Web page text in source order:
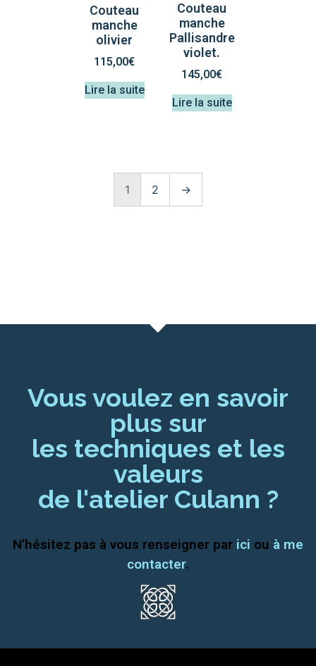
Couteau
manche
olivier
115,00€
Lire la suite
Couteau
manche
Pallisandre
violet.
145,00€
Lire la suite
1 2 →
Vous voulez en savoir
plus sur
les techniques et les
valeurs
de l'atelier Culann ?
N’hésitez pas à vous renseigner par ici ou à me
contacter.